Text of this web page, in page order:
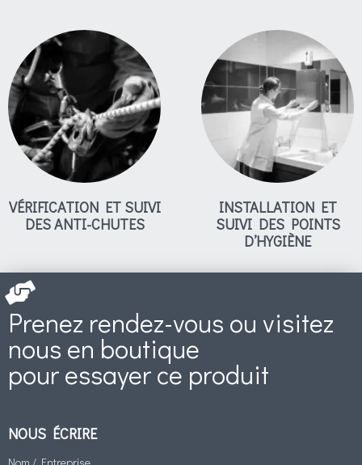
VÉRIFICATION ET SUIVI
DES ANTI-CHUTES
INSTALLATION ET
SUIVI DES POINTS
D’HYGIÈNE
Prenez rendez-vous ou visitez
nous en boutique
pour essayer ce produit
NOUS ÉCRIRE